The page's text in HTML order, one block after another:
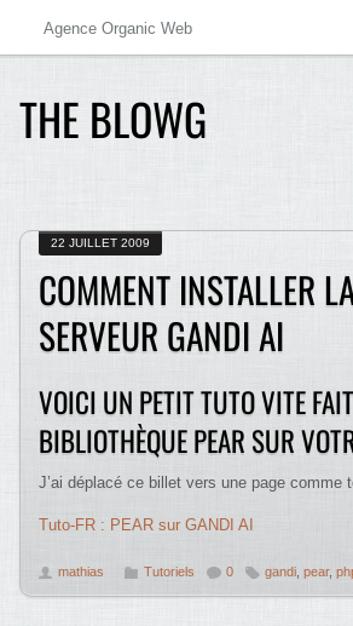
THE BLOWG
Agence Organic Web
22 JUILLET 2009
COMMENT INSTALLER
SERVEUR GANDI AI
VOICI UN PETIT TUTO VITE
BIBLIOTHÈQUE PEAR SUR
J’ai déplacé ce billet vers une page comme
Tuto-FR : PEAR sur GANDI AI
mathias Tutoriels 0 gandi pear,